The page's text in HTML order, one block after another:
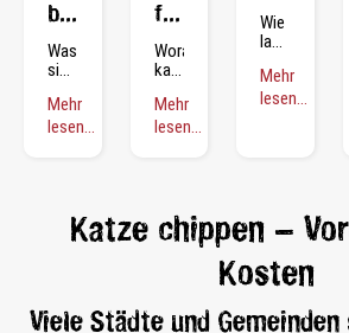
bei
Katzen
Was
sind
Mehr
lesen...
frisst
nicht
Woran
kann
liegen?
Mehr
lesen...
Wie
lange
es
Kittenfutter
Mehr
lesen...
Katze chippen –
Kosten
Viele Städte und